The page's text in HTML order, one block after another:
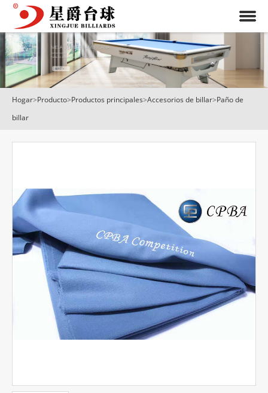
Hogar> Producto> Productos principales>Accesorios de billar> Paño de
billar